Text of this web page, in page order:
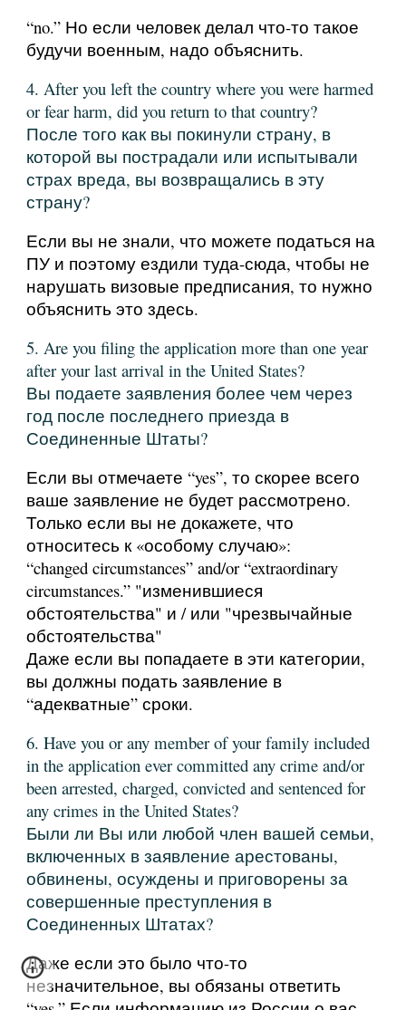
“no.” Но если человек делал что-то такое
будучи военным, надо объяснить.
4. After you left the country where you were harmed
or fear harm, did you return to that country?
После того как вы покинули страну, в
которой вы пострадали или испытывали
страх вреда, вы возвращались в эту
страну?
Если вы не знали, что можете податься на
ПУ и поэтому ездили туда-сюда, чтобы не
нарушать визовые предписания, то нужно
объяснить это здесь.
5. Are you filing the application more than one year
after your last arrival in the United States?
Вы подаете заявления более чем через
год после последнего приезда в
Соединенные Штаты?
Если вы отмечаете “yes”, то скорее всего
ваше заявление не будет рассмотрено.
Только если вы не докажете, что
относитесь к «особому случаю»:
“changed circumstances” and/or “extraordinary
circumstances.” "изменившиеся
обстоятельства" и / или "чрезвычайные
обстоятельства"
Даже если вы попадаете в эти категории,
вы должны подать заявление в
“адекватные” сроки.
6. Have you or any member of your family included
in the application ever committed any crime and/or
been arrested, charged, convicted and sentenced for
any crimes in the United States?
Были ли Вы или любой член вашей семьи,
включенных в заявление арестованы,
обвинены, осуждены и приговорены за
совершенные преступления в
Соединенных Штатах?
Даже если это было что-то
незначительное, вы обязаны ответить